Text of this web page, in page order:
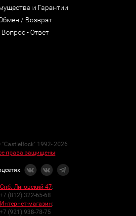
и Гарантии
/ Возврат
Вопрос - Ответ
1992- 2026
права защищены
Спб. Лиговский 47:
+7 (812) 322-65-68
Интернет-магазин:
+7 (921) 938-78-75